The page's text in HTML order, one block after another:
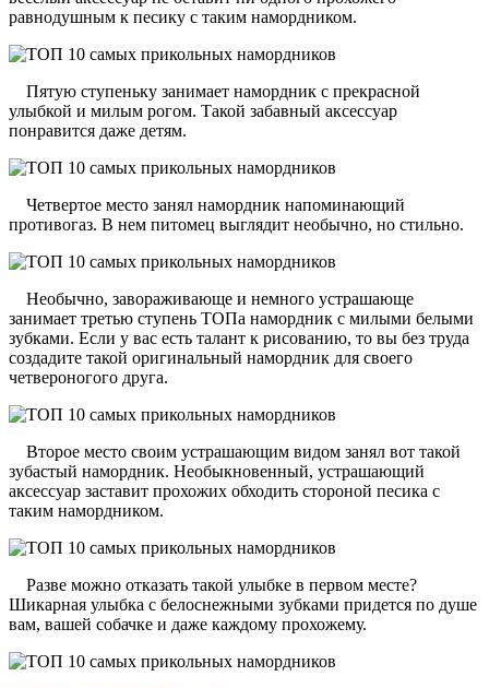
равнодушным к песику с таким намордником.
Пятую ступеньку занимает намордник с прекрасной
улыбкой и милым рогом. Такой забавный аксессуар
понравится даже детям.
Четвертое место занял намордник напоминающий
противогаз. В нем питомец выглядит необычно, но стильно.
Необычно, завораживающе и немного устрашающе
занимает третью ступень ТОПа намордник с милыми белыми
зубками. Если у вас есть талант к рисованию, то вы без труда
создадите такой оригинальный намордник для своего
четвероногого друга.
Второе место своим устрашающим видом занял вот такой
зубастый намордник. Необыкновенный, устрашающий
аксессуар заставит прохожих обходить стороной песика с
таким намордником.
Разве можно отказать такой улыбке в первом месте?
Шикарная улыбка с белоснежными зубками придется по душе
вам, вашей собачке и даже каждому прохожему.